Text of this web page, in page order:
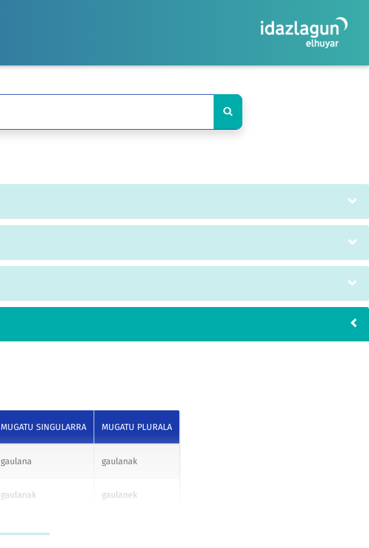
MUGATU SINGULARRA MUGATU PLURALA
gaulana gaulanak
gaulanak gaulanek